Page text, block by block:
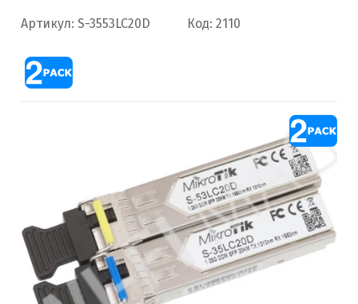
Артикул: S-3553LC20D Код: 2110